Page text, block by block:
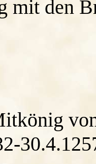
mit den